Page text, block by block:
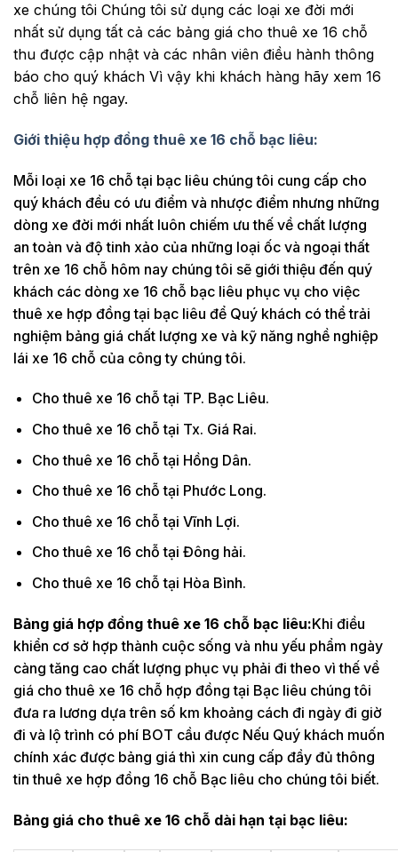
xe chúng tôi Chúng tôi sử dụng các loại xe đời mới
nhất sử dụng tất cả các bảng giá cho thuê xe 16 chỗ
thu được cập nhật và các nhân viên điều hành thông
báo cho quý khách Vì vậy khi khách hàng hãy xem 16
chỗ liên hệ ngay.
Giới thiệu hợp đồng thuê xe 16 chỗ bạc liêu:
Mỗi loại xe 16 chỗ tại bạc liêu chúng tôi cung cấp cho
quý khách đều có ưu điểm và nhược điểm nhưng những
dòng xe đời mới nhất luôn chiếm ưu thế về chất lượng
an toàn và độ tinh xảo của những loại ốc và ngoại thất
trên xe 16 chỗ hôm nay chúng tôi sẽ giới thiệu đến quý
khách các dòng xe 16 chỗ bạc liêu phục vụ cho việc
thuê xe hợp đồng tại bạc liêu để Quý khách có thể trải
nghiệm bảng giá chất lượng xe và kỹ năng nghề nghiệp
lái xe 16 chỗ của công ty chúng tôi.
Cho thuê xe 16 chỗ tại TP. Bạc Liêu.
Cho thuê xe 16 chỗ tại Tx. Giá Rai.
Cho thuê xe 16 chỗ tại Hồng Dân.
Cho thuê xe 16 chỗ tại Phước Long.
Cho thuê xe 16 chỗ tại Vĩnh Lợi.
Cho thuê xe 16 chỗ tại Đông hải.
Cho thuê xe 16 chỗ tại Hòa Bình.
Bảng giá hợp đồng thuê xe 16 chỗ bạc liêu:Khi điều
khiển cơ sở hợp thành cuộc sống và nhu yếu phẩm ngày
càng tăng cao chất lượng phục vụ phải đi theo vì thế về
giá cho thuê xe 16 chỗ hợp đồng tại Bạc liêu chúng tôi
đưa ra lương dựa trên số km khoảng cách đi ngày đi giờ
đi và lộ trình có phí BOT cầu được Nếu Quý khách muốn
chính xác được bảng giá thì xin cung cấp đầy đủ thông
tin thuê xe hợp đồng 16 chỗ Bạc liêu cho chúng tôi biết.
Bảng giá cho thuê xe 16 chỗ dài hạn tại bạc liêu: